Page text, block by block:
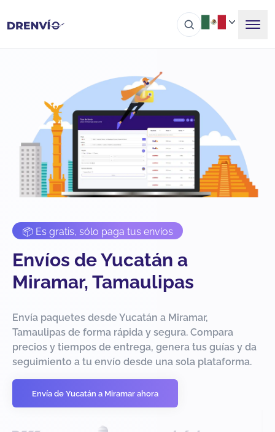
📦 Es gratis, sólo paga tus envíos
Envíos de Yucatán a
Miramar, Tamaulipas
Envía paquetes desde Yucatán a Miramar,
Tamaulipas de forma rápida y segura. Compara
precios y tiempos de entrega, genera tus guías y da
seguimiento a tu envío desde una sola plataforma.
Envía de Yucatán a Miramar ahora